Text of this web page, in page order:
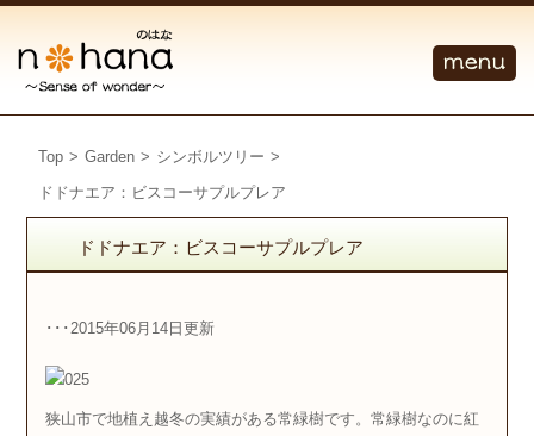
Top > Garden > シンボルツリー >
ドドナエア：ビスコーサプルプレア
ドドナエア：ビスコーサプルプレア
･･･2015年06月14日更新
狭山市で地植え越冬の実績がある常緑樹です。常緑樹なのに紅